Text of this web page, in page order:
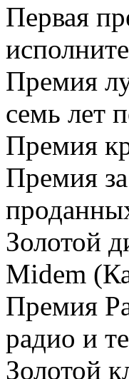
Первая
Премия
семь лет
Премия
Премия
Золотой
Midem
Премия
радио и
Золотой